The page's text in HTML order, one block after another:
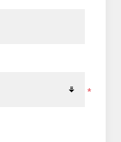
*